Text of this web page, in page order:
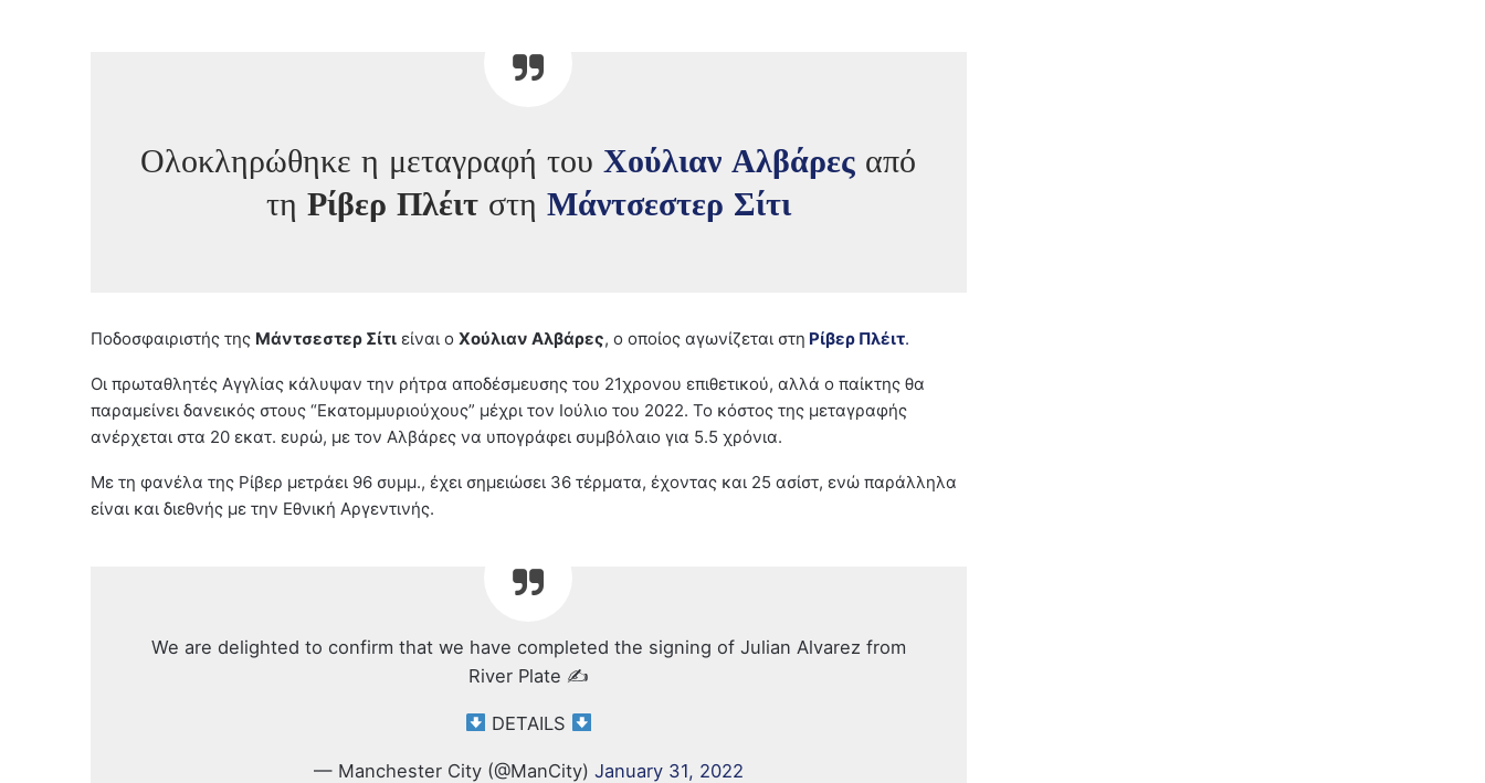
Ολοκληρώθηκε η μεταγραφή τουΧούλιαν Αλβάρες από
τη Ρίβερ Πλέιτστη Μάντσεστερ Σίτι
Ποδοσφαιριστής της Μάντσεστερ Σίτι είναι ο Χούλιαν Αλβάρες, ο οποίος αγωνίζεται στη Ρίβερ Πλέιτ.
Οι πρωταθλητές Αγγλίας κάλυψαν την ρήτρα αποδέσμευσης του 21χρονου επιθετικού, αλλά ο παίκτης θα
παραμείνει δανεικός στους “Εκατομμυριούχους” μέχρι τον Ιούλιο του 2022. Το κόστος της μεταγραφής
ανέρχεται στα 20 εκατ. ευρώ, με τον Αλβάρες να υπογράφει συμβόλαιο για 5.5 χρόνια.
Με τη φανέλα της Ρίβερ μετράει 96 συμμ., έχει σημειώσει 36 τέρματα, έχοντας και 25 ασίστ, ενώ παράλληλα
είναι και διεθνής με την Εθνική Αργεντινής.
We are delighted to confirm that we have completed the signing of Julian Alvarez from
River Plate ✍️
DETAILS
— Manchester City (@ManCity) January 31, 2022